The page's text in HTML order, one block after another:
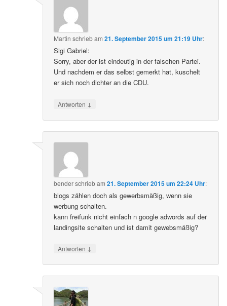
Martin schriebam21. September 2015 um 21:19 Uhr:
Sigi Gabriel:
Sorry, aber der ist eindeutig in der falschen Partei.
Und nachdem er das selbst gemerkt hat, kuschelt
er sich noch dichter an die CDU.
Antworten ↓
benderschriebam21. September 2015 um 22:24 Uhr:
blogs zählen doch als gewerbsmäßig, wenn sie
werbung schalten.
kann freifunk nicht einfach n google adwords auf der
landingsite schalten und ist damit gewebsmäßig?
Antworten ↓